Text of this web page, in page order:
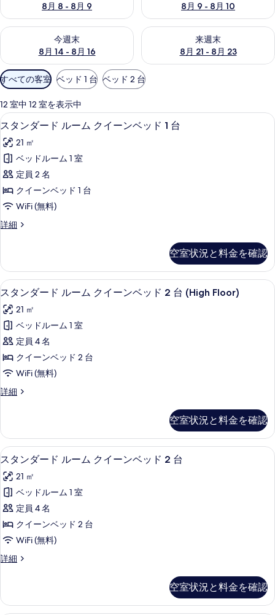
ラ
リ
ー
8月 8 - 8月 9
8月 9 - 8月 10
今週末
8月 14 - 8月 16
今週末 8月 14 - 8月 16 の空室状況をチェック
来週末
8月 21 - 8月 23
来週末 8月 21 - 8月 23 の空室
利
用
可
能
な
客
室
の
り
込
み
すべての客室 ベッド 1 台 ベッド 2 台
12 室中 12 室を表示中
ス
タ
ン
ダ
ー
ド
ー
ク
イ
ー
ン
ベ
ッ
ド
1
台
べ
て
の
写
真
を
表
示
す
低刺激性寝具、セーフティボックス
10
スタンダード ルーム クイーンベッド 1 台
21 ㎡
ベッドルーム 1 室
定員 2 名
クイーンベッド 1 台
WiFi (無料)
詳細
ス
ー
ド
ル
ム
ク
イ
ー
ン
ベ
ッ
ド
詳
細
空室状況と料金を確認
ス
タ
ン
ダ
ー
ド
ー
ク
イ
ー
ン
ベ
ッ
ド
2
台
の
低刺激性寝具、セーフティボックス
6
スタンダード ルーム クイーンベッド 2 台 (High Floor)
21 ㎡
ベッドルーム 1 室
定員 4 名
クイーンベッド 2 台
WiFi (無料)
詳細
ス
ー
ド
ル
ム
ク
イ
ー
ン
ベ
ッ
ド
Floor)
の
空室状況と料金を確認
ス
タ
ン
ダ
ー
ド
ー
ク
低刺激性寝具、セーフティボックス
5
スタンダード ルーム クイーンベッド 2 台
21 ㎡
ベッドルーム 1 室
定員 4 名
クイーンベッド 2 台
WiFi (無料)
詳細
ス
ー
空室状況と料金を確認